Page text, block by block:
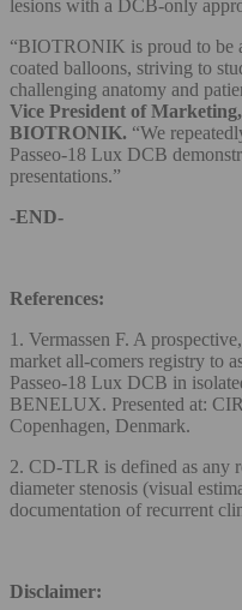
lesions with a DCB-only
“BIOTRONIK is proud to be
coated balloons, striving to
challenging anatomy and
Vice President of
BIOTRONIK. “We
Passeo-18 Lux DCB
presentations.”
-END-
References:
1. Vermassen F. A
market all-comers registry to
Passeo-18 Lux DCB in
BENELUX. Presented at:
Copenhagen, Denmark.
2. CD-TLR is defined as any
diameter stenosis (visual
documentation of recurrent
Disclaimer: